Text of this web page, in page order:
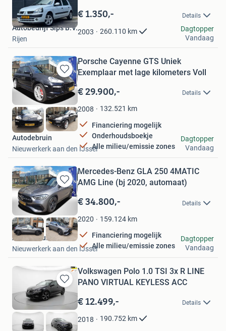
in
Mijn
Favorieten
€ 1.350,- Details
2003 260.110 km
Autobedrijf Sips B.V.
Rijen
Dagtopper
Vandaag
Bewaren
in
Mijn
Favorieten
Porsche Cayenne GTS Uniek
Exemplaar met lage kilometers Voll
€ 29.900,- Details
2008 132.521 km
Financiering mogelijk
Onderhoudsboekje
Alle milieu/emissie zones
Autodebruin
Nieuwerkerk aan den IJssel
Dagtopper
Vandaag
Bewaren
in
Mijn
Favorieten
Mercedes-Benz GLA 250 4MATIC
AMG Line (bj 2020, automaat)
€ 34.800,- Details
2020 159.124 km
Financiering mogelijk
Alle milieu/emissie zones
Autodebruin
Nieuwerkerk aan den IJssel
Dagtopper
Vandaag
Bewaren
in
Mijn
Favorieten
Volkswagen Polo 1.0 TSI 3x R LINE
PANO VIRTUAL KEYLESS ACC
€ 12.499,- Details
2018 190.752 km